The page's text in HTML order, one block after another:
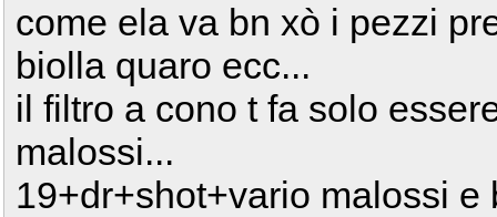
come ela va bn xò i pezzi
biolla quaro ecc...
il filtro a cono t fa solo
malossi...
19+dr+shot+vario malossi e